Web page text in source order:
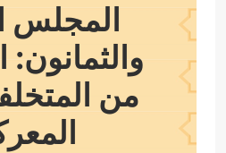
المجلس
من